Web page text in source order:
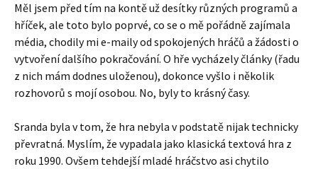
Měl jsem před tím na kontě už desítky různých programů a
hříček, ale toto bylo poprvé, co se o mě pořádně zajímala
média, chodily mi e-maily od spokojených hráčů a žádosti o
vytvoření dalšího pokračování. O hře vycházely články (řadu
z nich mám dodnes uloženou), dokonce vyšlo i několik
rozhovorů s mojí osobou. No, byly to krásný časy.
Sranda byla v tom, že hra nebyla v podstatě nijak technicky
převratná. Myslím, že vypadala jako klasická textová hra z
roku 1990. Ovšem tehdejší mladé hráčstvo asi chytilo